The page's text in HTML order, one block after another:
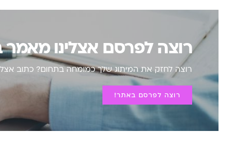
רוצה לפרסם אצלינו
רוצה לחזק את המיתוג שלך כמומחה בתחום? כתוב
רוצה לפרסם באתר!